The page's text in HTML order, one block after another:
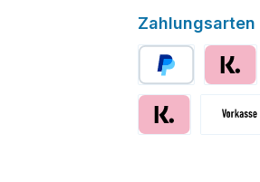
Zahlungsarten
PayPal